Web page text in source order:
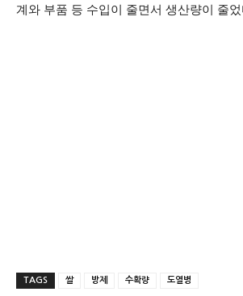
계와 부품 등 수입이 줄면서 생산량이 줄
TAGS 쌀 방제 수확량 도열병